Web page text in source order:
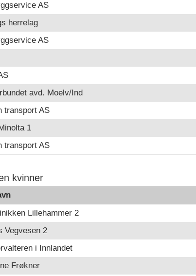
AS
herrelag
AS
avd. Moelv/Ind
transport AS
1
transport AS
kvinner
Lillehammer 2
Vegvesen 2
i Innlandet
Frøkner